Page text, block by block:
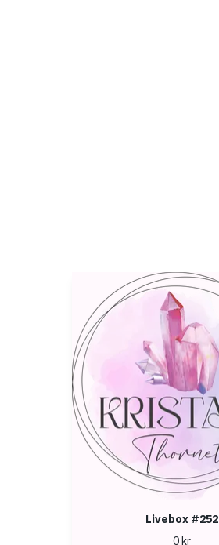
Livebox #252
0 kr